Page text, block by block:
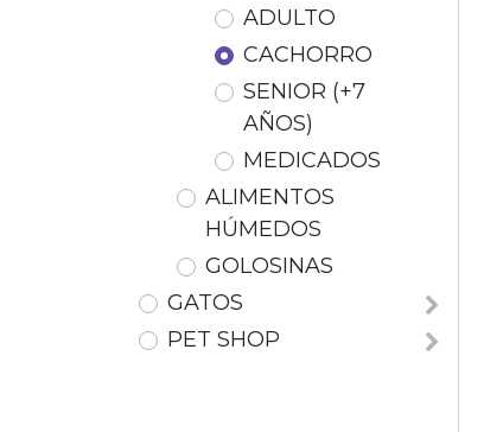
ADULTO
CACHORRO
SENIOR (+7
AÑOS)
MEDICADOS
ALIMENTOS
HÚMEDOS
GOLOSINAS
GATOS
PET SHOP